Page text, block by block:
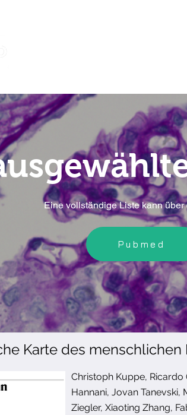
Eine vollständige Liste kann
Pubmed
Karte des
Christoph Kuppe, Ricardo
Hannani, Jovan Tanevski,
Ziegler, Xiaoting Zhang,